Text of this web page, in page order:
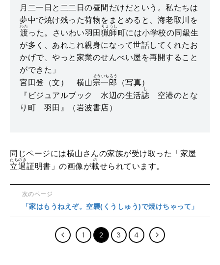
月二一日と二二日の昼間だけだという。私たちは
夢中で焼け残った荷物をまとめると、海老取川を
渡
わた
った。さいわい羽田 猟師
りょうし
町には小学校の同級生
が多く、あれこれ親身になって世話してくれたお
かげで、やっと家業のせんべい屋を再開すること
ができた」
宮田登（文） 横山宗一郎
そういちろう
（写真）
『ビジュアルブック 水辺の生活誌
し
空港のとな
り町 羽田』（岩波書店）
同じページには横山さんの家族が受け取った「家屋
立退
たちのき
証明書」の画像が載
の
せられています。
次のページ
「家はもうねえぞ。空襲(くうしゅう)で焼けちゃって」
1 2 3 4